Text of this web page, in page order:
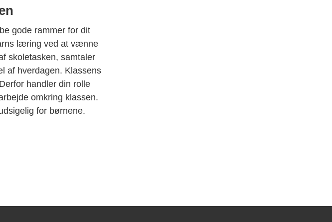
gode rammer for dit
læring ved at vænne
skoletasken, samtaler
af hverdagen. Klassens
handler din rolle
omkring klassen.
for børnene.